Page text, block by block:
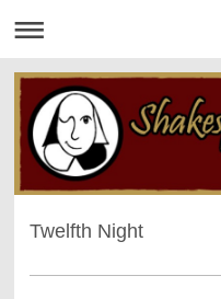
Twelfth Night